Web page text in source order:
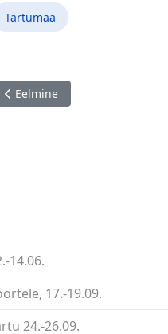
Tartumaa
Eelmine artikkel: Erik Terk 70!
Eelmine
14.06.
17.-19.09.
24.-26.09.